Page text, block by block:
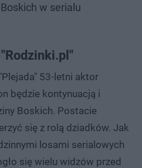
w serialu
53-letni aktor
będzie kontynuacją i
Boskich. Postacie
się z rolą dziadków. Jak
losami serialowych
się wielu widzów przed